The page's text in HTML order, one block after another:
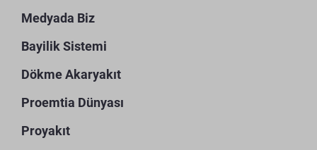
Medyada Biz
Bayilik Sistemi
Dökme Akaryakıt
Proemtia Dünyası
Proyakıt